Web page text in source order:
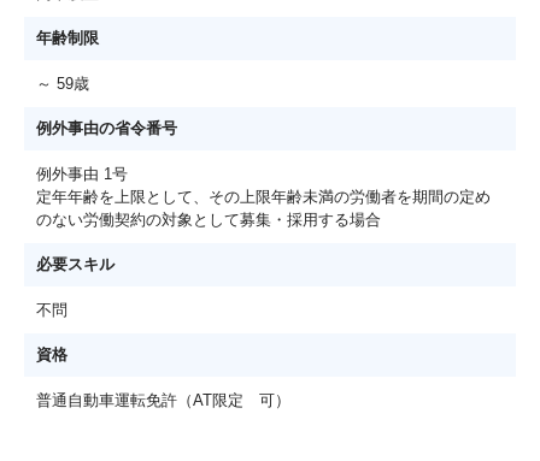
年齢制限
～ 59歳
例外事由の省令番号
例外事由 1号
定年年齢を上限として、その上限年齢未満の労働者を期間の定め
のない労働契約の対象として募集・採用する場合
必要スキル
不問
資格
普通自動車運転免許（AT限定 可）